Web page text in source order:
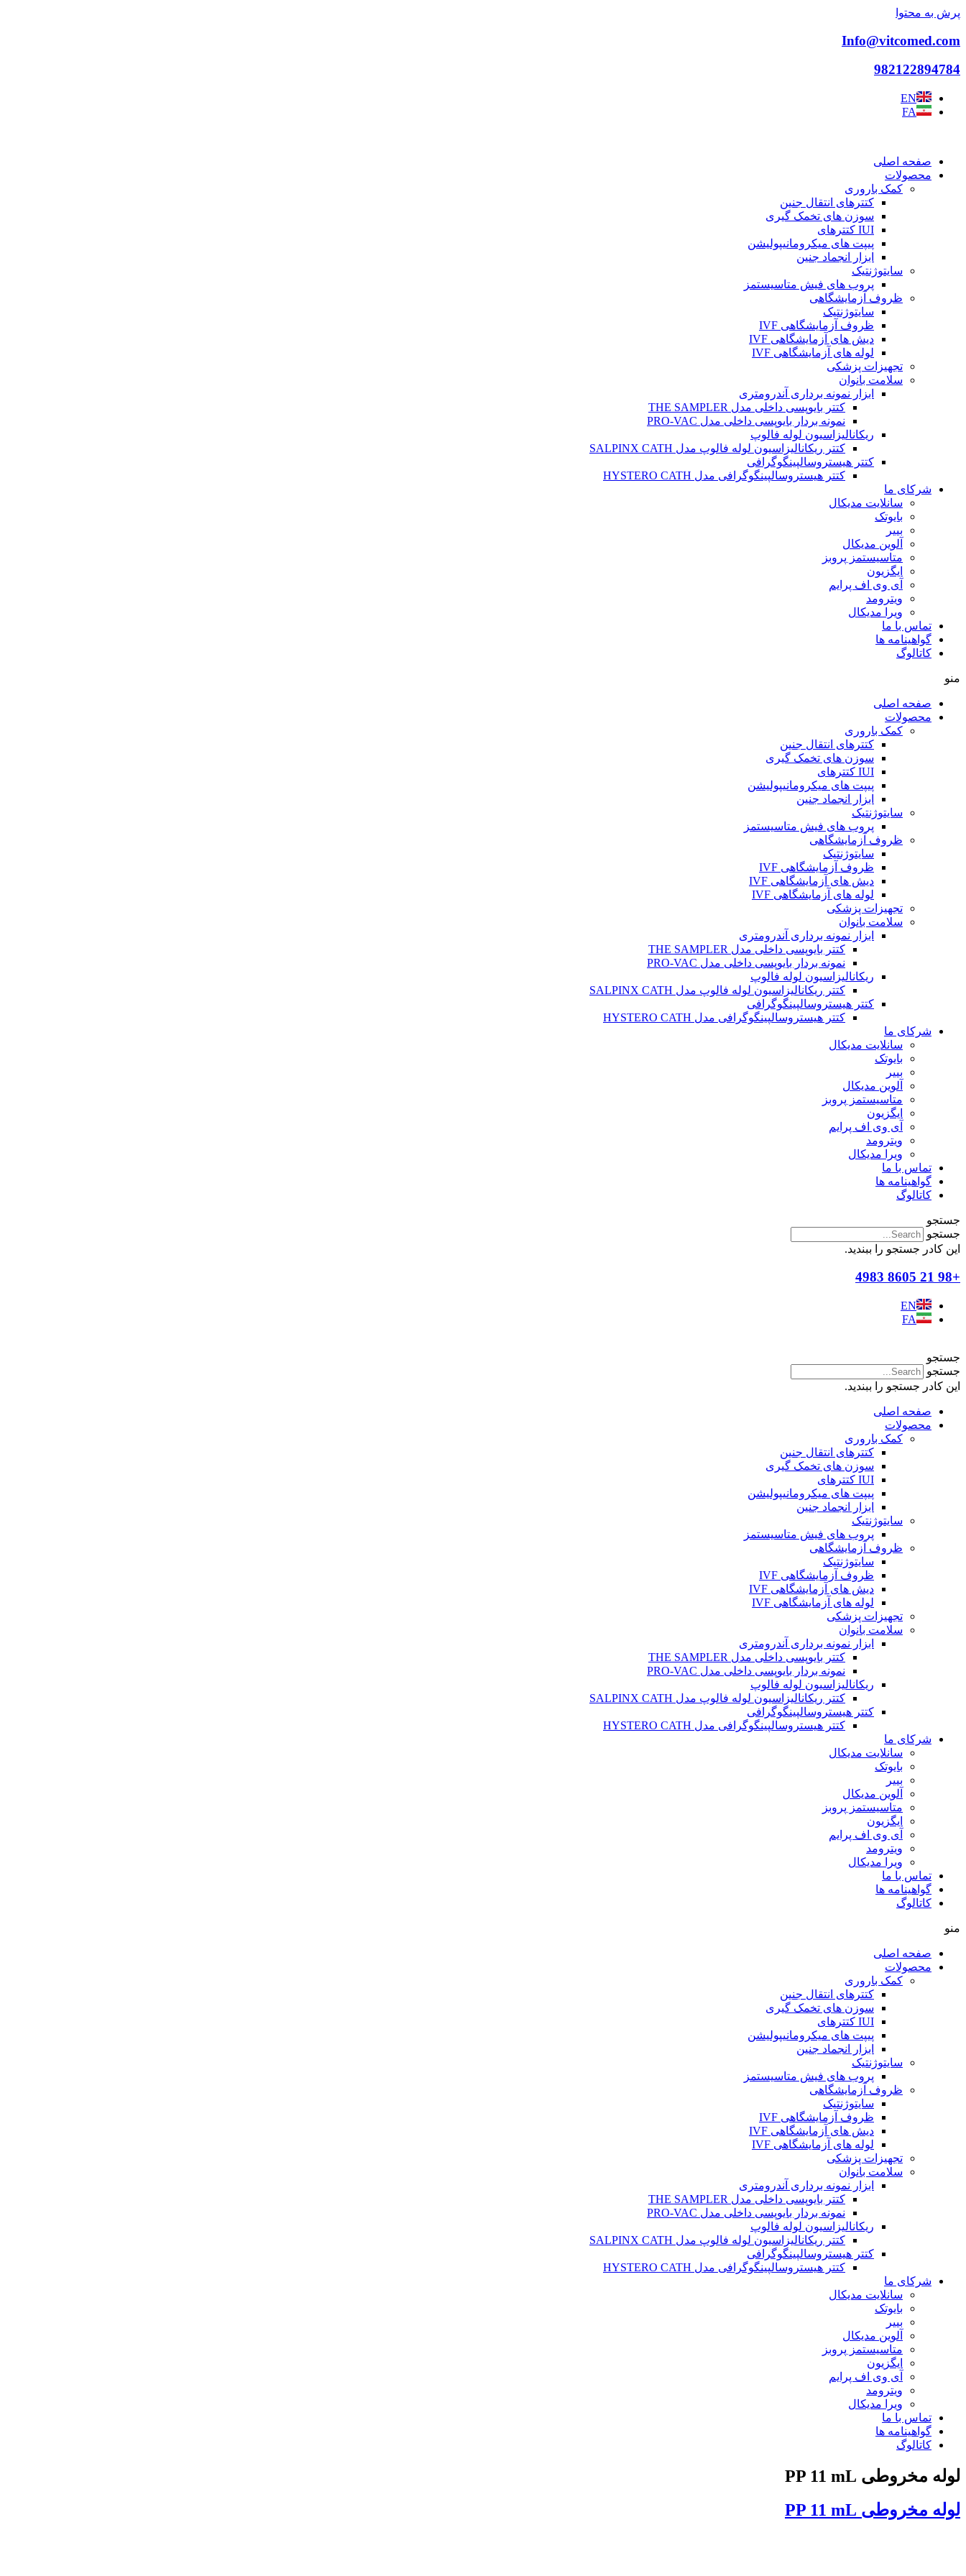
پرش به محتوا
Info@vitcomed.com
982122894784
EN
FA
صفحه اصلی
محصولات
کمک باروری
کتترهای انتقال جنین
سوزن های تخمک گیری
IUI کتترهای
پیپت های میکرومانیپولیشن
ابزار انجماد جنین
سایتوژنتیک
پروب های فیش متاسیستمز
ظروف آزمایشگاهی
سایتوژنتیک
ظروف آزمایشگاهی IVF
دیش های آزمایشگاهی IVF
لوله های آزمایشگاهی IVF
تجهیزات پزشکی
سلامت بانوان
ابزار نمونه برداری آندرومتری
کتتر بایوپسی داخلی مدل THE SAMPLER
نمونه بردار بایوپسی داخلی مدل PRO-VAC
ریکانالیزاسیون لوله فالوپ
کتتر ریکانالیزاسیون لوله فالوپ مدل SALPINX CATH
کتتر هیستروسالپینگوگرافی
کتتر هیستروسالپینگوگرافی مدل HYSTERO CATH
شرکای ما
سانلایت مدیکال
بایوتک
بییر
آلوین مدیکال
متاسیستمز پروبز
ایگزیون
آی وی اف پرایم
ویترومد
ویرا مدیکال
تماس با ما
گواهینامه ها
کاتالوگ
منو
صفحه اصلی
محصولات
کمک باروری
کتترهای انتقال جنین
سوزن های تخمک گیری
IUI کتترهای
پیپت های میکرومانیپولیشن
ابزار انجماد جنین
سایتوژنتیک
پروب های فیش متاسیستمز
ظروف آزمایشگاهی
سایتوژنتیک
ظروف آزمایشگاهی IVF
دیش های آزمایشگاهی IVF
لوله های آزمایشگاهی IVF
تجهیزات پزشکی
سلامت بانوان
ابزار نمونه برداری آندرومتری
کتتر بایوپسی داخلی مدل THE SAMPLER
نمونه بردار بایوپسی داخلی مدل PRO-VAC
ریکانالیزاسیون لوله فالوپ
کتتر ریکانالیزاسیون لوله فالوپ مدل SALPINX CATH
کتتر هیستروسالپینگوگرافی
کتتر هیستروسالپینگوگرافی مدل HYSTERO CATH
شرکای ما
سانلایت مدیکال
بایوتک
بییر
آلوین مدیکال
متاسیستمز پروبز
ایگزیون
آی وی اف پرایم
ویترومد
ویرا مدیکال
تماس با ما
گواهینامه ها
کاتالوگ
جستجو
جستجو
این کادر جستجو را ببندید.
+98 21 8605 4983
EN
FA
جستجو
جستجو
این کادر جستجو را ببندید.
صفحه اصلی
محصولات
کمک باروری
کتترهای انتقال جنین
سوزن های تخمک گیری
IUI کتترهای
پیپت های میکرومانیپولیشن
ابزار انجماد جنین
سایتوژنتیک
پروب های فیش متاسیستمز
ظروف آزمایشگاهی
سایتوژنتیک
ظروف آزمایشگاهی IVF
دیش های آزمایشگاهی IVF
لوله های آزمایشگاهی IVF
تجهیزات پزشکی
سلامت بانوان
ابزار نمونه برداری آندرومتری
کتتر بایوپسی داخلی مدل THE SAMPLER
نمونه بردار بایوپسی داخلی مدل PRO-VAC
ریکانالیزاسیون لوله فالوپ
کتتر ریکانالیزاسیون لوله فالوپ مدل SALPINX CATH
کتتر هیستروسالپینگوگرافی
کتتر هیستروسالپینگوگرافی مدل HYSTERO CATH
شرکای ما
سانلایت مدیکال
بایوتک
بییر
آلوین مدیکال
متاسیستمز پروبز
ایگزیون
آی وی اف پرایم
ویترومد
ویرا مدیکال
تماس با ما
گواهینامه ها
کاتالوگ
منو
صفحه اصلی
محصولات
کمک باروری
کتترهای انتقال جنین
سوزن های تخمک گیری
IUI کتترهای
پیپت های میکرومانیپولیشن
ابزار انجماد جنین
سایتوژنتیک
پروب های فیش متاسیستمز
ظروف آزمایشگاهی
سایتوژنتیک
ظروف آزمایشگاهی IVF
دیش های آزمایشگاهی IVF
لوله های آزمایشگاهی IVF
تجهیزات پزشکی
سلامت بانوان
ابزار نمونه برداری آندرومتری
کتتر بایوپسی داخلی مدل THE SAMPLER
نمونه بردار بایوپسی داخلی مدل PRO-VAC
ریکانالیزاسیون لوله فالوپ
کتتر ریکانالیزاسیون لوله فالوپ مدل SALPINX CATH
کتتر هیستروسالپینگوگرافی
کتتر هیستروسالپینگوگرافی مدل HYSTERO CATH
شرکای ما
سانلایت مدیکال
بایوتک
بییر
آلوین مدیکال
متاسیستمز پروبز
ایگزیون
آی وی اف پرایم
ویترومد
ویرا مدیکال
تماس با ما
گواهینامه ها
کاتالوگ
لوله مخروطی PP 11 mL
لوله مخروطی PP 11 mL